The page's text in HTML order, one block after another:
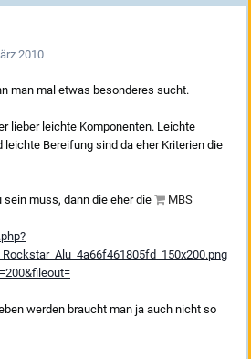
2010
man mal etwas besonderes sucht.
lieber leichte Komponenten. Leichte
leichte Bereifung sind da eher Kriterien die
muss, dann die eher die
MBS
werden braucht man ja auch nicht so